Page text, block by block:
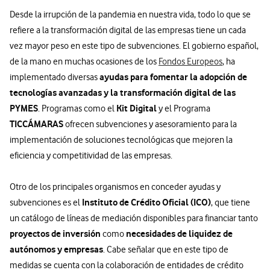
Desde la irrupción de la pandemia en nuestra vida, todo lo que se
refiere a la transformación digital de las empresas tiene un cada
vez mayor peso en este tipo de subvenciones. El gobierno español,
de la mano en muchas ocasiones de los Fondos Europeos, ha
implementado diversasayudas para fomentar la adopción de
tecnologías avanzadas y la transformación digital de las
PYMES. Programas como el Kit Digitaly el Programa
TICCÁMARASofrecen subvenciones y asesoramiento para la
implementación de soluciones tecnológicas que mejoren la
eficiencia y competitividad de las empresas.
Otro de los principales organismos en conceder ayudas y
subvenciones es el Instituto de Crédito Oficial (ICO), que tiene
un catálogo de líneas de mediación disponibles para financiar tanto
proyectos de inversión como necesidades de liquidez de
autónomos y empresas. Cabe señalar que en este tipo de
medidas se cuenta con la colaboración de entidades de crédito